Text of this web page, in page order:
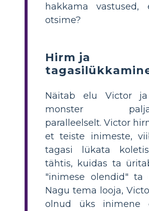
hakkama
otsime?
Hirm ja
Näitab elu Victor
monster
paralleelselt. Victor
et teiste inimeste,
tagasi lükata
tähtis, kuidas ta
"inimese olendid" ta
Nagu tema looja,
olnud üks inimene